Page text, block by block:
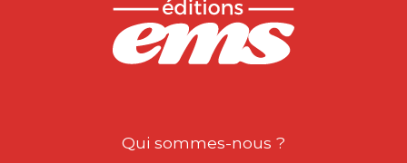
Qui sommes-nous ?